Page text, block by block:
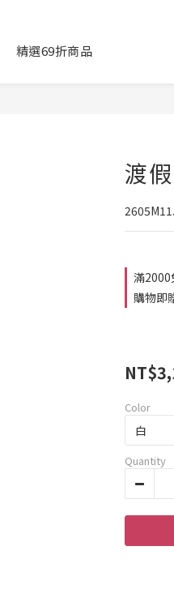
精選69折商品
渡
滿
購物即
Color
Quantity